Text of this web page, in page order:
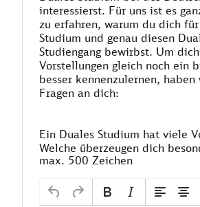
interessierst. Für uns ist es
zu erfahren, warum du dich
Studium und genau diesen
Studiengang bewirbst. Um
Vorstellungen gleich noch ein
besser kennenzulernen,
Fragen an dich:
Ein Duales Studium hat viele
Welche überzeugen dich
max. 500 Zeichen